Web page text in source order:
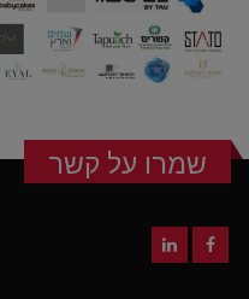
שמרו על קשר